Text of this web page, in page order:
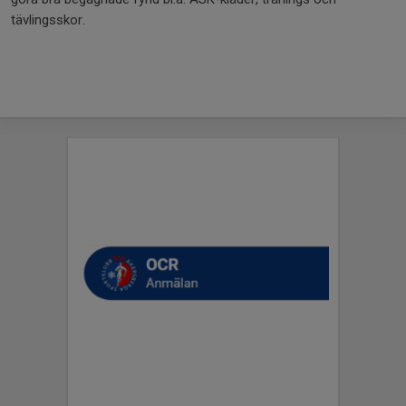
tävlingsskor.